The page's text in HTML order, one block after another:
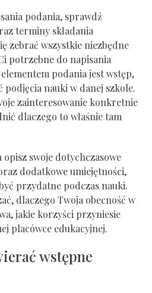
podania, sprawdź
terminy składania
zebrać wszystkie niezbędne
potrzebne do napisania
podania jest wstęp,
nauki w danej szkole.
zainteresowanie konkretnie
dlaczego to właśnie tam
opisz swoje dotychczasowe
dodatkowe umiejętności,
przydatne podczas nauki.
dlaczego Twoja obecność w
jakie korzyści przyniesie
placówce edukacyjnej.
wstępne